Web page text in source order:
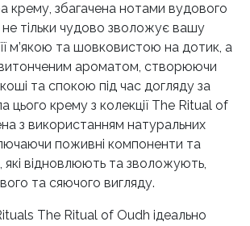
крему, збагачена нотами вудового
не тільки чудово зволожує вашу
м’якою та шовковистою на дотик, а
витонченим ароматом, створюючи
та спокою під час догляду за
крему з колекції The Ritual of
з використанням натуральних
поживні компоненти та
які відновлюють та зволожують,
та сяючого вигляду.
The Ritual of Oudh ідеально